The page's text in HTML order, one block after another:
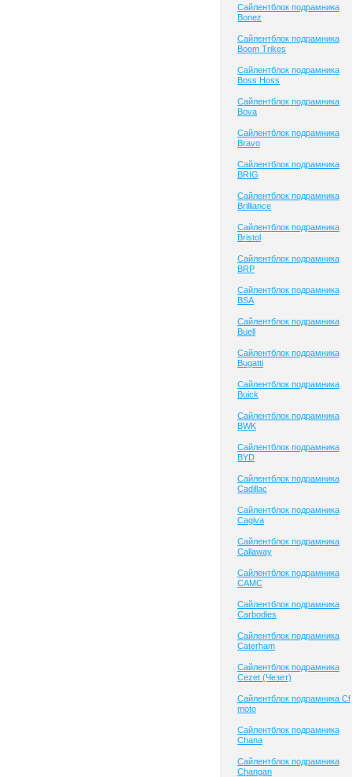
Сайлентблок подрамника
Bonez
Сайлентблок подрамника
Boom Trikes
Сайлентблок подрамника
Boss Hoss
Сайлентблок подрамника
Bova
Сайлентблок подрамника
Bravo
Сайлентблок подрамника
BRIG
Сайлентблок подрамника
Brilliance
Сайлентблок подрамника
Bristol
Сайлентблок подрамника
BRP
Сайлентблок подрамника
BSA
Сайлентблок подрамника
Buell
Сайлентблок подрамника
Bugatti
Сайлентблок подрамника
Buick
Сайлентблок подрамника
BWK
Сайлентблок подрамника
BYD
Сайлентблок подрамника
Cadillac
Сайлентблок подрамника
Cagiva
Сайлентблок подрамника
Callaway
Сайлентблок подрамника
CAMC
Сайлентблок подрамника
Carbodies
Сайлентблок подрамника
Caterham
Сайлентблок подрамника
Cezet (Чезет)
Сайлентблок подрамника Cf
moto
Сайлентблок подрамника
Chana
Сайлентблок подрамника
Changan